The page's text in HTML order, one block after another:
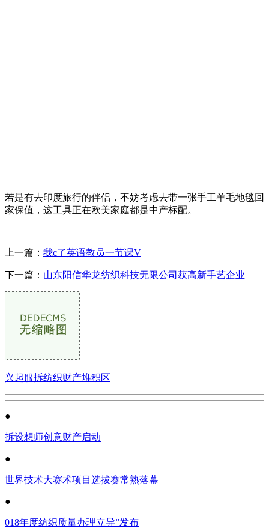
若是有去印度旅行的伴侣，不妨考虑去带一张手工羊毛地毯回
家保值，这工具正在欧美家庭都是中产标配。
上一篇： 我c了英语教员一节课V
下一篇： 山东阳信华龙纺织科技无限公司获高新手艺企业
兴起服拆纺织财产堆积区
●
拆设想师创意财产启动
●
世界技术大赛术项目选拔赛常熟落幕
●
018年度纺织质量办理立异”发布